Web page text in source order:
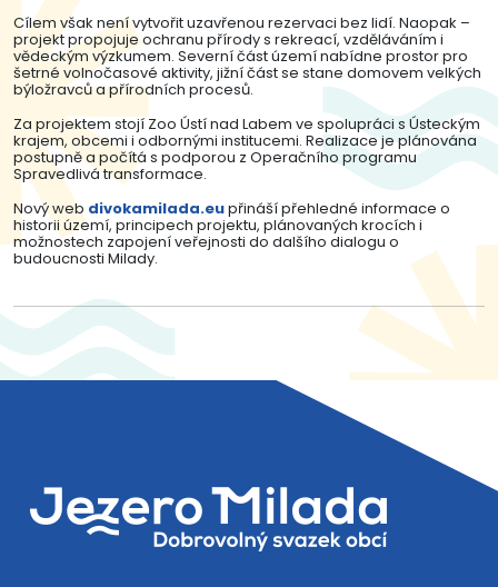
Cílem však není vytvořit uzavřenou rezervaci bez lidí. Naopak –
projekt propojuje ochranu přírody s rekreací, vzděláváním i
vědeckým výzkumem. Severní část území nabídne prostor pro
šetrné volnočasové aktivity, jižní část se stane domovem velkých
býložravců a přírodních procesů.
Za projektem stojí Zoo Ústí nad Labem ve spolupráci s Ústeckým
krajem, obcemi i odbornými institucemi. Realizace je plánována
postupně a počítá s podporou z Operačního programu
Spravedlivá transformace.
Nový web divokamilada.eupřináší přehledné informace o
historii území, principech projektu, plánovaných krocích i
možnostech zapojení veřejnosti do dalšího dialogu o
budoucnosti Milady.